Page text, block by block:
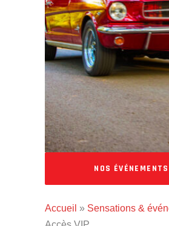
NOS
Accueil » Sensations &